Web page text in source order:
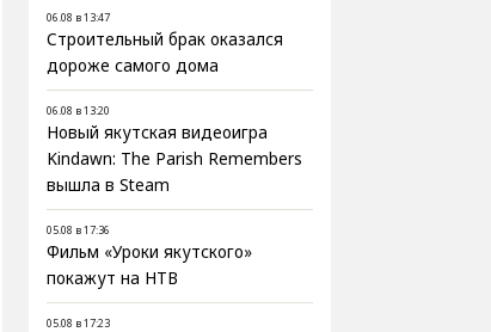
06.08 в 13:47
Строительный брак оказался
дороже самого дома
06.08 в 13:20
Новый якутская видеоигра
Kindawn: The Parish Remembers
вышла в Steam
05.08 в 17:36
Фильм «Уроки якутского»
покажут на НТВ
05.08 в 17:23